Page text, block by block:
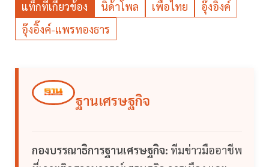
แท็กที่เกี่ยวข้อง นิด้าโพล เพื่อไทย
อุ๊งอิ๊งค์
อุ๊งอิ๊งค์-แพรทองธาร
ฐานเศรษฐกิจ
กองบรรณาธิการฐานเศรษฐกิจ: ทีมข่าวมืออาชีพ